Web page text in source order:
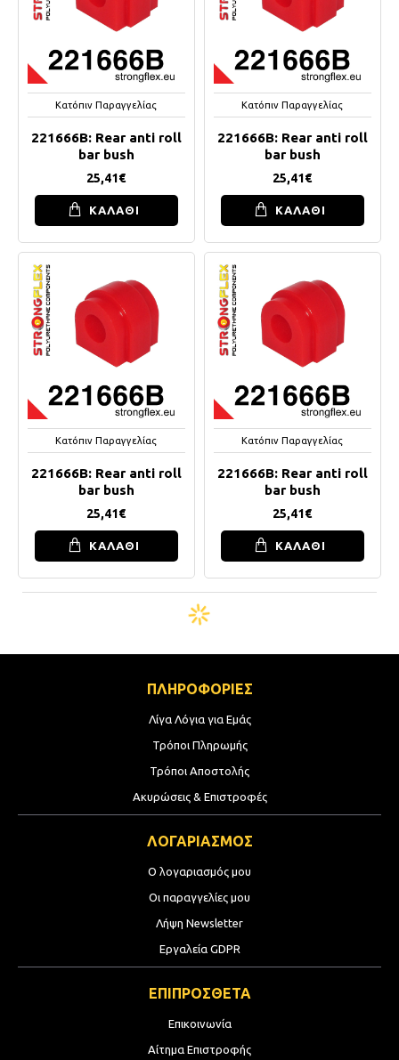
Κατόπιν Παραγγελίας
221666B: Rear anti roll
bar bush
25,41€
ΚΑΛΑΘΙ
Κατόπιν Παραγγελίας
221666B: Rear anti roll
bar bush
25,41€
ΚΑΛΑΘΙ
Κατόπιν Παραγγελίας
221666B: Rear anti roll
bar bush
25,41€
ΚΑΛΑΘΙ
Κατόπιν Παραγγελίας
221666B: Rear anti roll
bar bush
25,41€
ΚΑΛΑΘΙ
ΠΛΗΡΟΦΟΡΙΕΣ
Λίγα Λόγια για Εμάς
Τρόποι Πληρωμής
Τρόποι Αποστολής
Ακυρώσεις & Επιστροφές
ΛΟΓΑΡΙΑΣΜΟΣ
Ο λογαριασμός μου
Οι παραγγελίες μου
Λήψη Newsletter
Εργαλεία GDPR
ΕΠΙΠΡΟΣΘΕΤΑ
Επικοινωνία
Αίτημα Επιστροφής